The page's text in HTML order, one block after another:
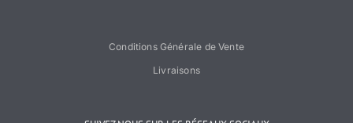
Conditions Générale de Vente
Livraisons